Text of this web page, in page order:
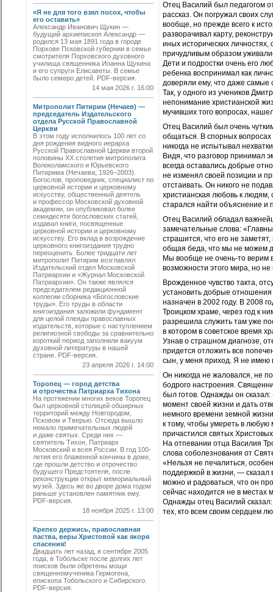
«Я не для того взял посох, чтобы
его оставить»
Александр Иванович Щукин —
будущий архиепископ Александр —
родился 13 мая 1891 года в городе
Порхове Псковской губернии в семье
смотрителя Порховского духовного
училища священника Иоанна Щукина
и его супруги Елисаветы. В семье
было семеро детей. PDF-версия.
14 мая 2026 г. 16:00
Митрополит Питирим (Нечаев) —
председатель Издательского
отдела Русской Православной
Церкви
В этом году исполнилось 100 лет со
дня рождения видного иерарха
Русской Православной Церкви второй
половины XX столетия митрополита
Волоколамского и Юрьевского
Питирима (Нечаева; 1926–2003).
Богослов, проповедник, специалист по
церковной истории и церковному
искусству, общественный деятель
и профессор Московской духовной
академии, он опубликовал более
семидесяти богословских статей,
издавал книги, посвященные
церковной истории и церковному
искусству. Его вклад в возрождение
церковного книгоиздания трудно
переоценить. Более тридцати лет
митрополит Питирим возглавлял
Издательский отдел Московской
Патриархии и «Журнал Московской
Патриархии». Он также являлся
председателем редакционной
коллегии сборника «Богословские
труды». Его труды в области
книгоиздания заложили фундамент
для целой плеяды православных
издательств, которые с наступлением
религиозной свободы за сравнительно
короткий период заполнили вакуум
духовной литературы в нашей
стране. PDF-версия.
23 апреля 2026 г. 14:00
Торопец — город детства
и отрочества Патриарха Тихона
На протяжении многих веков Торопец
был церковной столицей обширных
территорий между Новгородом,
Псковом и Тверью. Отсюда вышло
немало примечательных людей
и даже святых. Среди них —
святитель Тихон, Патриарх
Московский и всея России. В год 100-
летия его блаженной кончины в доме,
где прошли детство и отрочество
будущего Предстоятеля, после
реконструкции открыт мемориальный
музей. Здесь же во дворе дома годом
раньше установлен памятник ему.
PDF-версия.
18 ноября 2025 г. 13:00
Крепко держись, православная
паства, веры Христовой как якоря
спасения!
Двадцать лет назад, в сентябре 2005
года, в Тобольске после долгих лет
поисков были обретены мощи
священномученика Гермогена,
епископа Тобольского и Сибирского.
PDF-версия.
Отец Василий был педагогом
рассказ. Он погружал своих
вообще, но прежде всего к
разворачивал карту,
иных исторических
причудливым образом
Дети и подростки очень его
ребенка воспринимал как
доверяли ему, что даже самые
Так, у одного из учеников
непонимание христианской
мучивших того вопросах,
Отец Василий был очень
общаться. В спорных вопросах
никогда не испытывал
Видя, что разговор принимал
всегда оставались добрые
не изменял своей позиции и
отстаивать. Он никого не
христианская любовь к людям,
старался найти объяснение
Отец Василий обладал
замечательные слова:
страшится, что его не
общая беда, что мы не можем
Мы вообще не очень-то верим
возможности этого мира, но
Врожденное чувство такта,
установить добрые
назначен в 2002 году. В 2008
Троицком храме, через год к
разрешила служить там уже
в котором в советское время
Узнав о страшном диагнозе,
придется отложить все
сын, у меня приход. Я не имею
Он никогда не жаловался, не
бодрого настроения.
был готов. Однажды он сказал:
момент своей жизни и дать
немного времени земной
к тому, чтобы умереть в
причастился святых
На отпевании отца Василия
слова соболезнования от
«Нельзя не печалиться,
поддержкой в жизни, — сказал
можно и радоваться, что он
сейчас находится не в местах
Однажды отец Василий
тех, кто всем своим сердцем